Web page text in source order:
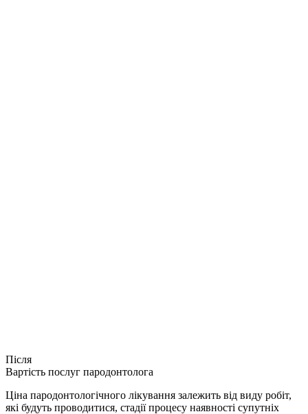
Після
Вартість послуг пародонтолога
Ціна пародонтологічного лікування залежить від виду робіт,
які будуть проводитися, стадії процесу наявності супутніх